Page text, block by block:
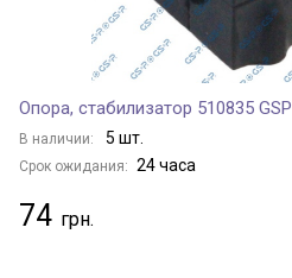
Опора, стабилизатор 510835 GSP
В наличии: 5 шт.
Срок ожидания: 24 часа
74